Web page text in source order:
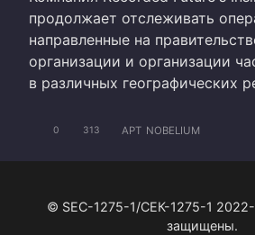
продолжает отслеживать
направленные на
организации и организации
в различных географических
0 313 APT NOBELIUM
© SEC-1275-1/СЕК-1275-1
защищены.